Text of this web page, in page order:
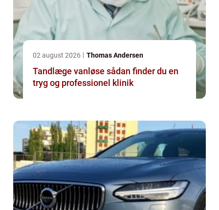
02 august 2026 Thomas Andersen
Tandlæge vanløse sådan finder du en
tryg og professionel klinik